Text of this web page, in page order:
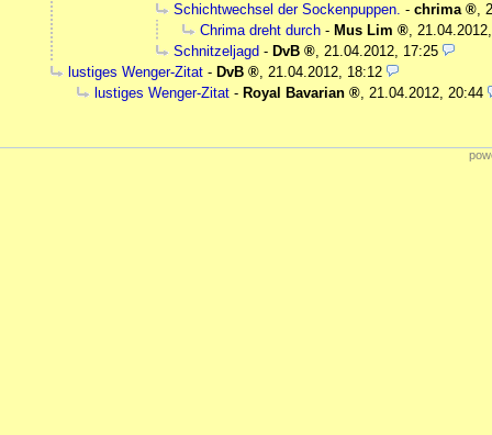
Schichtwechsel der Sockenpuppen. - chrima ,
Chrima dreht durch - Mus Lim ,
Schnitzeljagd - DvB , 21.04.2012, 17:25
lustiges Wenger-Zitat - DvB , 21.04.2012, 18:12
lustiges Wenger-Zitat - Royal Bavarian , 21.04.2012, 20:44